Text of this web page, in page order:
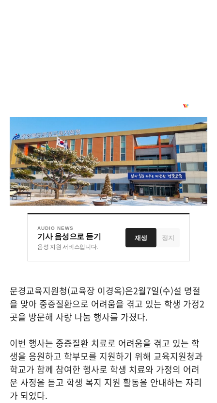
AUDIO NEWS
기사 음성으로 듣기
음성 지원 서비스입니다.
재생 정지
문경교육지원청(교육장 이경옥)은2월7일(수)설 명절
을 맞아 중증질환으로 어려움을 겪고 있는 학생 가정2
곳을 방문해 사랑 나눔 행사를 가졌다.
이번 행사는 중증질환 치료로 어려움을 겪고 있는 학
생을 응원하고 학부모를 지원하기 위해 교육지원청과
학교가 함께 참여한 행사로 학생 치료와 가정의 어려
운 사정을 듣고 학생 복지 지원 활동을 안내하는 자리
가 되었다.